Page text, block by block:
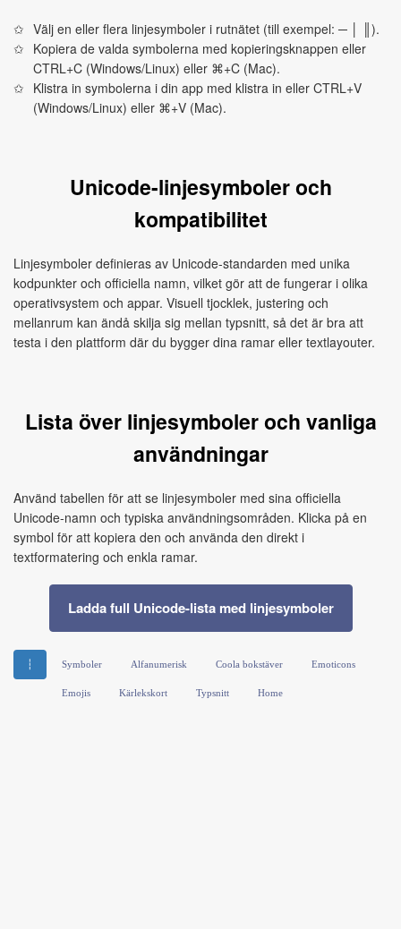
Välj en eller flera linjesymboler i rutnätet (till exempel: ─ │ ║).
Kopiera de valda symbolerna med kopieringsknappen eller
CTRL+C (Windows/Linux) eller ⌘+C (Mac).
Klistra in symbolerna i din app med klistra in eller CTRL+V
(Windows/Linux) eller ⌘+V (Mac).
Unicode-linjesymboler och
kompatibilitet
Linjesymboler definieras av Unicode-standarden med unika
kodpunkter och officiella namn, vilket gör att de fungerar i olika
operativsystem och appar. Visuell tjocklek, justering och
mellanrum kan ändå skilja sig mellan typsnitt, så det är bra att
testa i den plattform där du bygger dina ramar eller textlayouter.
Lista över linjesymboler och vanliga
användningar
Använd tabellen för att se linjesymboler med sina officiella
Unicode-namn och typiska användningsområden. Klicka på en
symbol för att kopiera den och använda den direkt i
textformatering och enkla ramar.
Ladda full Unicode-lista med linjesymboler
┆ Symboler Alfanumerisk Coola bokstäver Emoticons
Emojis Kärlekskort Typsnitt Home